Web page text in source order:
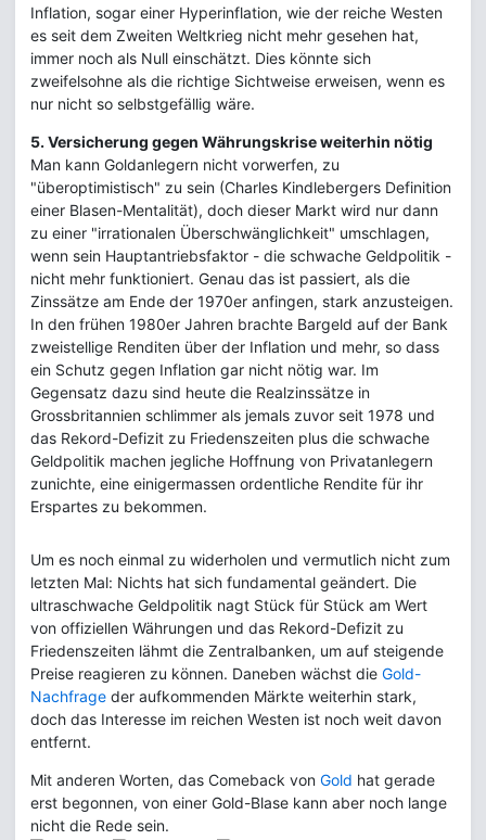
Inflation, sogar einer Hyperinflation, wie der reiche Westen
es seit dem Zweiten Weltkrieg nicht mehr gesehen hat,
immer noch als Null einschätzt. Dies könnte sich
zweifelsohne als die richtige Sichtweise erweisen, wenn es
nur nicht so selbstgefällig wäre.
5. Versicherung gegen Währungskrise weiterhin nötig
Man kann Goldanlegern nicht vorwerfen, zu
"überoptimistisch" zu sein (Charles Kindlebergers Definition
einer Blasen-Mentalität), doch dieser Markt wird nur dann
zu einer "irrationalen Überschwänglichkeit" umschlagen,
wenn sein Hauptantriebsfaktor - die schwache Geldpolitik -
nicht mehr funktioniert. Genau das ist passiert, als die
Zinssätze am Ende der 1970er anfingen, stark anzusteigen.
In den frühen 1980er Jahren brachte Bargeld auf der Bank
zweistellige Renditen über der Inflation und mehr, so dass
ein Schutz gegen Inflation gar nicht nötig war. Im
Gegensatz dazu sind heute die Realzinssätze in
Grossbritannien schlimmer als jemals zuvor seit 1978 und
das Rekord-Defizit zu Friedenszeiten plus die schwache
Geldpolitik machen jegliche Hoffnung von Privatanlegern
zunichte, eine einigermassen ordentliche Rendite für ihr
Erspartes zu bekommen.
Um es noch einmal zu widerholen und vermutlich nicht zum
letzten Mal: Nichts hat sich fundamental geändert. Die
ultraschwache Geldpolitik nagt Stück für Stück am Wert
von offiziellen Währungen und das Rekord-Defizit zu
Friedenszeiten lähmt die Zentralbanken, um auf steigende
Preise reagieren zu können. Daneben wächst die Gold-
Nachfrage der aufkommenden Märkte weiterhin stark,
doch das Interesse im reichen Westen ist noch weit davon
entfernt.
Mit anderen Worten, das Comeback von Gold hat gerade
erst begonnen, von einer Gold-Blase kann aber noch lange
nicht die Rede sein.